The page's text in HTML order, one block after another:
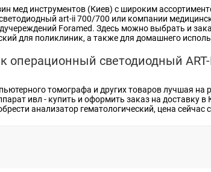
мед инструментов (Киев) с широким
art-ii 700/700 или компании
Foramed. Здесь можно выбрать и
для поликлиник, а также для домашнего
операционный светодиодный
томографа и других товаров лучшая на
ивл - купить и оформить заказ на доставку
анализатор гематологический, цена сейчас